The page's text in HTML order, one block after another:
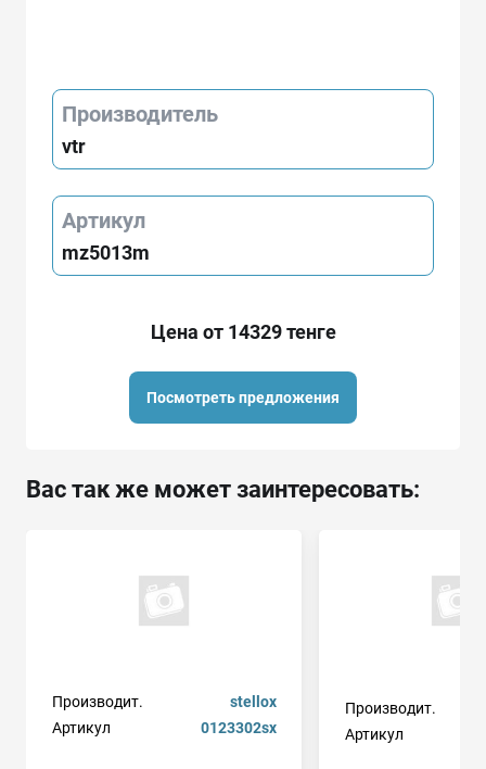
Производитель
vtr
Артикул
mz5013m
Цена от 14329 тенге
Посмотреть предложения
Вас так же может заинтересовать:
Производит.
stellox
Артикул
0123302sx
Производит.
Артикул